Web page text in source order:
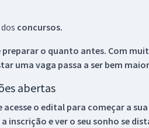
concursos.
o quanto antes. Com
uma vaga passa a ser bem
abertas
acesse o edital para começar a
inscrição e ver o seu sonho se